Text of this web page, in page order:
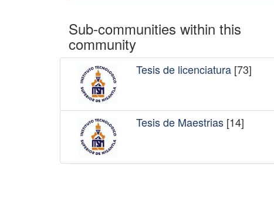
Sub-communities within this
community
Tesis de licenciatura[73]
Tesis de Maestrias[14]